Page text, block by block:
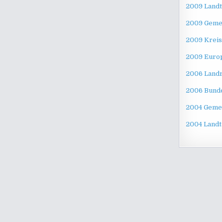
2009
2009
2009
2009
2006
2006
2004
2004